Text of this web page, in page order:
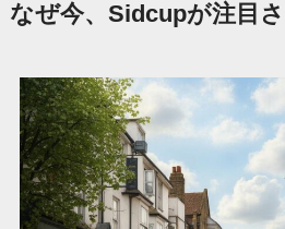
なぜ今、Sidcupが注目